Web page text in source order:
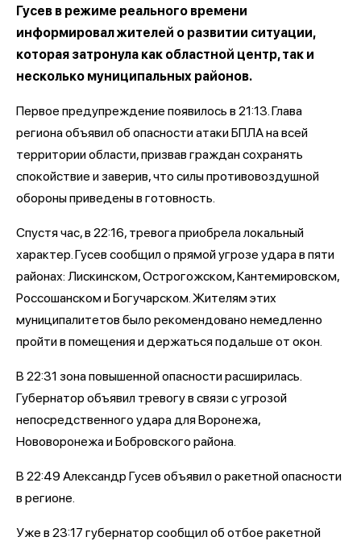
Гусев в режиме реального времени
информировал жителей о развитии ситуации,
которая затронула как областной центр, так и
несколько муниципальных районов.
Первое предупреждение появилось в 21:13. Глава
региона объявил об опасности атаки БПЛА на всей
территории области, призвав граждан сохранять
спокойствие и заверив, что силы противовоздушной
обороны приведены в готовность.
Спустя час, в 22:16, тревога приобрела локальный
характер. Гусев сообщил о прямой угрозе удара в пяти
районах: Лискинском, Острогожском, Кантемировском,
Россошанском и Богучарском. Жителям этих
муниципалитетов было рекомендовано немедленно
пройти в помещения и держаться подальше от окон.
В 22:31 зона повышенной опасности расширилась.
Губернатор объявил тревогу в связи с угрозой
непосредственного удара для Воронежа,
Нововоронежа и Бобровского района.
В 22:49 Александр Гусев объявил о ракетной опасности
в регионе.
Уже в 23:17 губернатор сообщил об отбое ракетной